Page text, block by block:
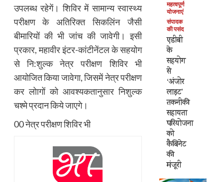
उपलब्ध रहेगें। शिविर में सामान्य स्वास्थ्य
परीक्षण के अतिरिक्त सिकलिंन जैसी
बीमारियों की भी जांच की जावेगी। इसी
प्रकार, महावीर इंटर-कांटीनेंटल के सहयोग
से नि:शुल्क नेत्र परीक्षण शिविर भी
आयोजित किया जावेगा, जिसमें नेत्र परीक्षण
कर लोागों को आवश्यकतानुसार निशुल्क
चश्मे प्रदान किये जाएगे।
00 नेत्र परीक्षण शिविर भी
महत्वपूर्ण
योजनाएं
संपादक
की पसंद
एडीबी
के
सहयोग
से
‘अंजोर
लाइट’
तकनीकी
सहायता
परियोजना
को
कैबिनेट
की
मंजूरी